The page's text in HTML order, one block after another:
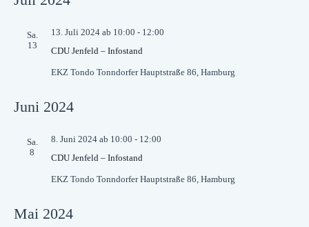
Sa.
13
CDU Jenfeld – Infostand
13. Juli 2024 ab 10:00 - 12:00
EKZ Tondo Tonndorfer Hauptstraße 86, Hamburg
Juni 2024
Sa.
8
CDU Jenfeld – Infostand
8. Juni 2024 ab 10:00 - 12:00
EKZ Tondo Tonndorfer Hauptstraße 86, Hamburg
Mai 2024